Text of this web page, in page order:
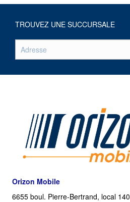
TROUVEZ UNE SUCCURSALE
Orizon Mobile
6655 boul. Pierre-Bertrand, local 140